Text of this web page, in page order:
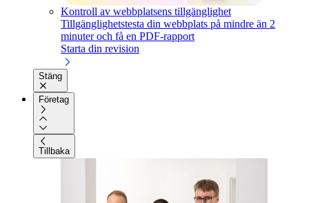
Kontroll av webbplatsens tillgänglighet
Tillgänglighetstesta din webbplats på mindre än 2
minuter och få en PDF-rapport
Starta din revision
Stäng
Företag
Tillbaka